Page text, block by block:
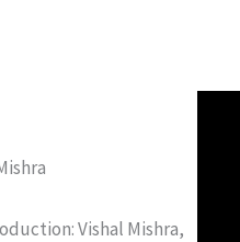
Vishal Mishra,